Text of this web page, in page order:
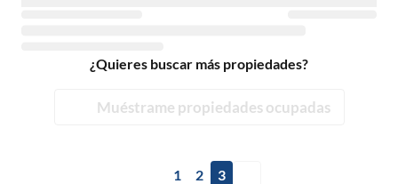
¿Quieres buscar más propiedades?
Muéstrame propiedades ocupadas
1 2 3